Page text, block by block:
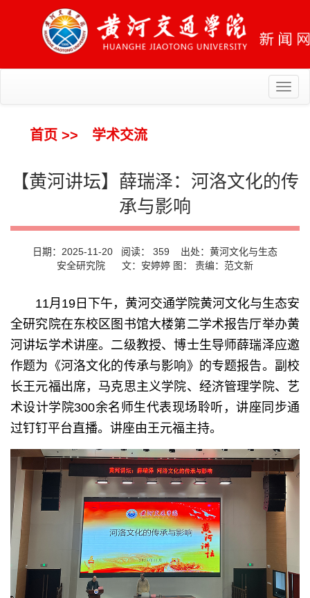
首页 >> 学术交流
【黄河讲坛】薛瑞泽：河洛文化的传
承与影响
日期：2025-11-20 阅读： 359 出处：黄河文化与生态
安全研究院 文：安婷婷 图： 责编：范文新
11月19日下午，黄河交通学院黄河文化与生态安
全研究院在东校区图书馆大楼第二学术报告厅举办黄
河讲坛学术讲座。二级教授、博士生导师薛瑞泽应邀
作题为《河洛文化的传承与影响》的专题报告。副校
长王元福出席，马克思主义学院、经济管理学院、艺
术设计学院300余名师生代表现场聆听，讲座同步通
过钉钉平台直播。讲座由王元福主持。